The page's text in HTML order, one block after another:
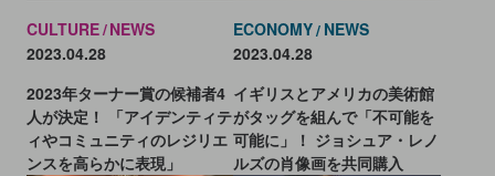
CULTURE NEWS
2023.04.28
2023年ターナー賞の候補者4
人が決定！ 「アイデンティテ
ィやコミュニティのレジリエ
ンスを高らかに表現」
ECONOMY NEWS
2023.04.28
イギリスとアメリカの美術館
がタッグを組んで「不可能を
可能に」！ ジョシュア・レノ
ルズの肖像画を共同購入